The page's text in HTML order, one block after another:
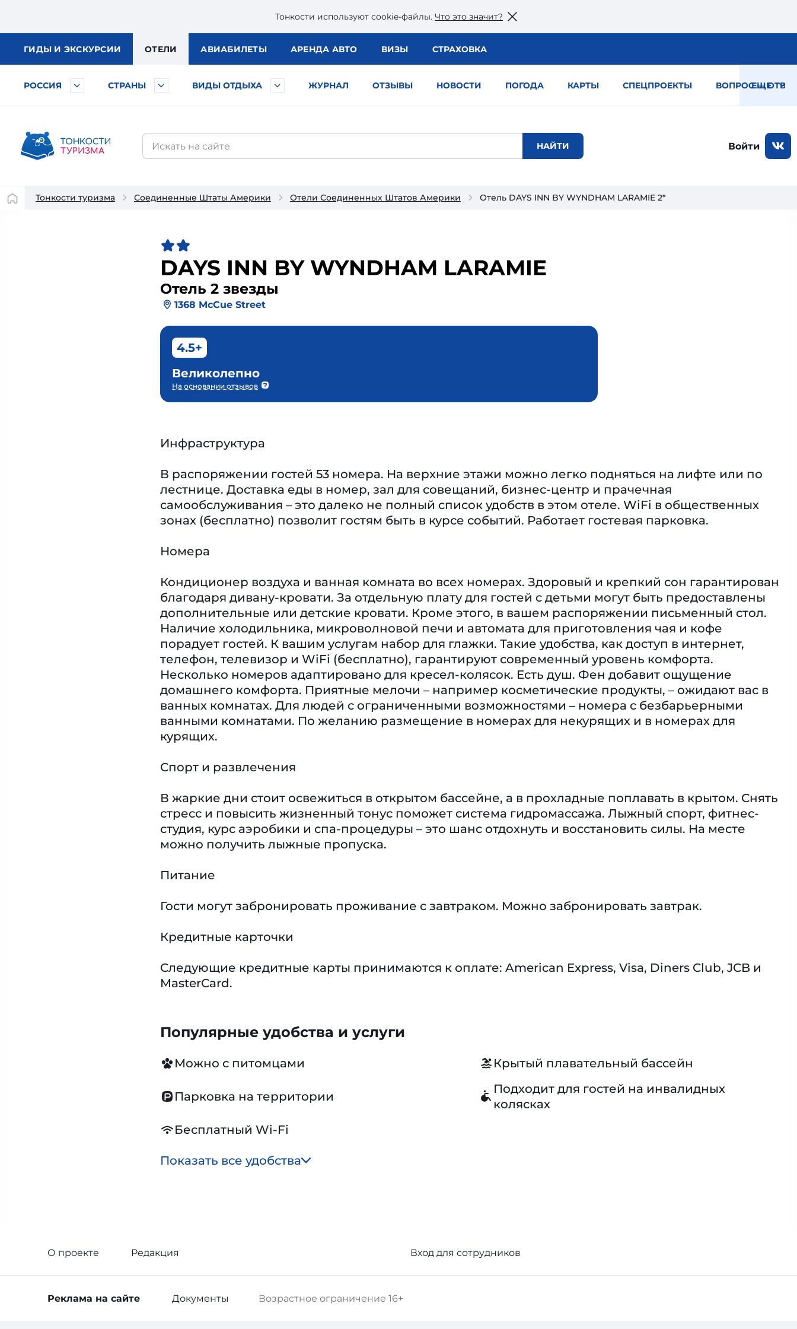
Тонкости используют сookie-файлы. Что это значит?
ГИДЫ И ЭКСКУРСИИ ОТЕЛИ АВИАБИЛЕТЫ АРЕНДА АВТО ВИЗЫ СТРАХОВКА
РОССИЯ СТРАНЫ ВИДЫ ОТДЫХА ЖУРНАЛ ОТЗЫВЫ НОВОСТИ ПОГОДА КАРТЫ СПЕЦПРОЕКТЫ ВОПРОС — ОТВЕТ
ЕЩЕ
Войти
Тонкости туризма Соединенные Штаты Америки Отели Соединенных Штатов Америки Отель DAYS INN BY WYNDHAM LARAMIE 2*
DAYS INN BY WYNDHAM LARAMIE
Отель 2 звезды
1368 McCue Street
4.5+
Великолепно
На основании отзывов
Инфраструктура
В распоряжении гостей 53 номера. На верхние этажи можно легко подняться на лифте или по
лестнице. Доставка еды в номер, зал для совещаний, бизнес-центр и прачечная
самообслуживания – это далеко не полный список удобств в этом отеле. WiFi в общественных
зонах (бесплатно) позволит гостям быть в курсе событий. Работает гостевая парковка.
Номера
Кондиционер воздуха и ванная комната во всех номерах. Здоровый и крепкий сон гарантирован
благодаря дивану-кровати. За отдельную плату для гостей с детьми могут быть предоставлены
дополнительные или детские кровати. Кроме этого, в вашем распоряжении письменный стол.
Наличие холодильника, микроволновой печи и автомата для приготовления чая и кофе
порадует гостей. К вашим услугам набор для глажки. Такие удобства, как доступ в интернет,
телефон, телевизор и WiFi (бесплатно), гарантируют современный уровень комфорта.
Несколько номеров адаптировано для кресел-колясок. Eсть душ. Фен добавит ощущение
домашнего комфорта. Приятные мелочи – например косметические продукты, – ожидают вас в
ванных комнатах. Для людей с ограниченными возможностями – номера с безбарьерными
ванными комнатами. По желанию размещение в номерах для некурящих и в номерах для
курящих.
Спорт и развлечения
В жаркие дни стоит освежиться в открытом бассейне, а в прохладные поплавать в крытом. Снять
стресс и повысить жизненный тонус поможет система гидромассажа. Лыжный спорт, фитнес-
студия, курс аэробики и спа-процедуры – это шанс отдохнуть и восстановить силы. На месте
можно получить лыжные пропуска.
Питание
Гости могут забронировать проживание с завтраком. Можно забронировать завтрак.
Кредитные карточки
Следующие кредитные карты принимаются к оплате: American Express, Visa, Diners Club, JCB и
MasterCard.
Популярные удобства и услуги
Можно с питомцами Крытый плавательный бассейн
Парковка на территории
Подходит для гостей на инвалидных
колясках
Бесплатный Wi-Fi
Показать все удобства
О проекте Редакция Вход для сотрудников
Возрастное ограничение 16+
Реклама на сайте Документы